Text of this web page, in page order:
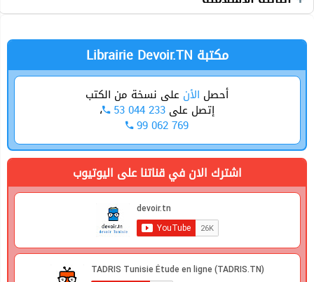
Librairie Devoir.TN مكتبة
أحصل الأن على نسخة من الكتب
إتصل على 53 044 233 ،
99 062 769
اشترك الان في قناتنا على اليوتيوب